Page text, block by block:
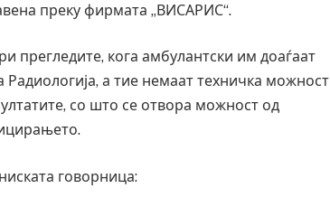
преку фирмата „ВИСАРИС“.
прегледите, кога амбулантски им доаѓаат
а тие немаат техничка можност
со што се отвора можност од
говорница: